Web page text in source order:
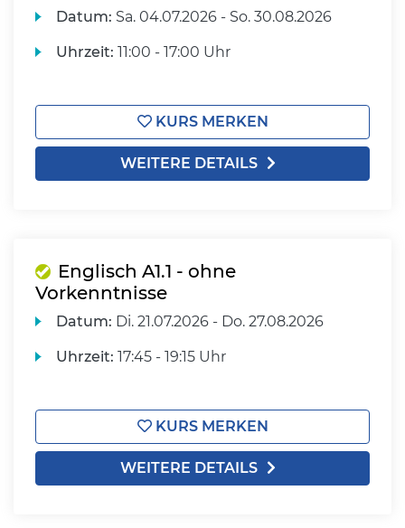
Datum: Sa. 04.07.2026 - So. 30.08.2026
Uhrzeit: 11:00 - 17:00 Uhr
KURS MERKEN
WEITERE DETAILS
Englisch A1.1 - ohne
Vorkenntnisse
Datum: Di. 21.07.2026 - Do. 27.08.2026
Uhrzeit: 17:45 - 19:15 Uhr
KURS MERKEN
WEITERE DETAILS